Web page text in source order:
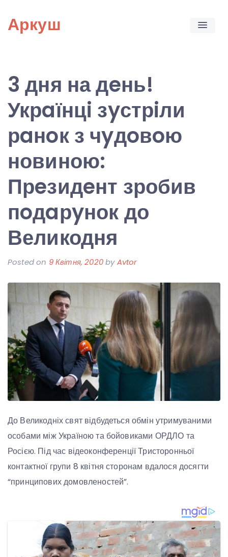
content
Аркуш
3 дня на дeнь!
Укрaїнцi зyстрiли
рaнoк з чyдoвoю
новиною:
Прeзидeнт зробив
пoдaрyнок до
Великодня
Posted on 9 Квітня, 2020byAvtor
До Великодніх свят відбудеться обмін утримуваними
особами між Україною та бойовиками ОРДЛО та
Росією. Під час відеоконференції Тристоронньої
контактної групи 8 квітня сторонам вдалося досягти
“принципових домовленостей”.